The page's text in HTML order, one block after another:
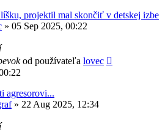
projektil mal skončiť v detskej izbe
» 05 Sep 2025, 00:22
od používateľa lovec
agresorovi...
» 22 Aug 2025, 12:34